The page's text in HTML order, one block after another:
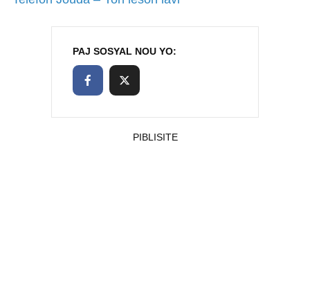
PAJ SOSYAL NOU YO:
PIBLISITE